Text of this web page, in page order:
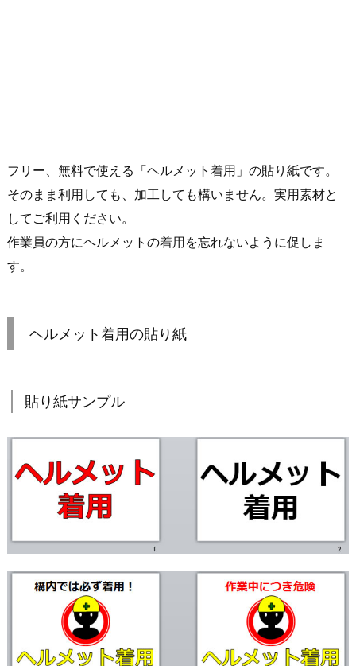
フリー、無料で使える「ヘルメット着用」の貼り紙です。
そのまま利用しても、加工しても構いません。実用素材と
してご利用ください。
作業員の方にヘルメットの着用を忘れないように促しま
す。
ヘルメット着用の貼り紙
貼り紙サンプル